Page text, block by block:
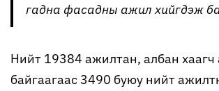
гадна фасадны ажил хийгдэж
Нийт 19384 ажилтан, албан
байгаагаас 3490 буюу нийт